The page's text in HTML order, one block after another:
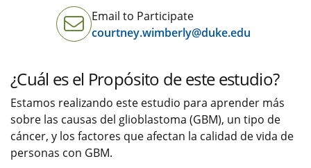
Email to Participate
courtney.wimberly@duke.edu
¿Cuál es el Propósito de este estudio?
Estamos realizando este estudio para aprender más
sobre las causas del glioblastoma (GBM), un tipo de
cáncer, y los factores que afectan la calidad de vida de
personas con GBM.